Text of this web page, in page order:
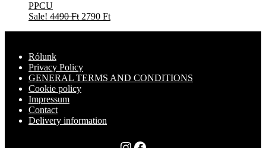
PPCU
Sale! 4490Ft Original
2790 FtCurrent
Rólunk
Privacy Policy
GENERAL TERMS AND CONDITIONS
Cookie policy
Impressum
Contact
Delivery information